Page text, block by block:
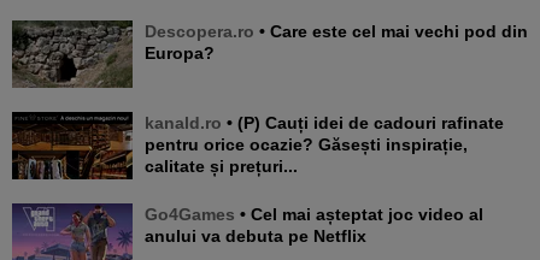
Descopera.ro • Care este cel mai vechi pod din
Europa?
kanald.ro • (P) Cauți idei de cadouri rafinate
pentru orice ocazie? Găsești inspirație,
calitate și prețuri...
Go4Games • Cel mai așteptat joc video al
anului va debuta pe Netflix